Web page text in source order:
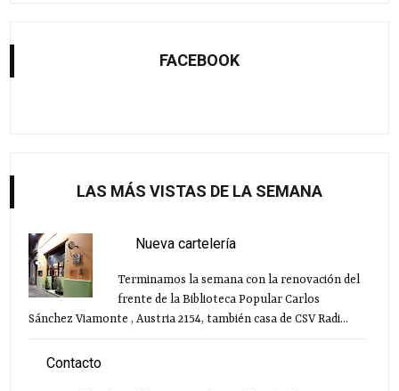
FACEBOOK
LAS MÁS VISTAS DE LA SEMANA
Nueva cartelería
Terminamos la semana con la renovación del
frente de la Biblioteca Popular Carlos
Sánchez Viamonte , Austria 2154, también casa de CSV Radi...
Contacto